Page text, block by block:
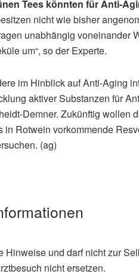
Tees könnten für Anti-
nicht wie bisher
unabhängig voneinander
um“, so der Experte.
im Hinblick auf Anti-Aging
aktiver Substanzen für
Demner. Zukünftig wollen
Rotwein vorkommende
(ag)
Hinweise und darf nicht zur
nicht ersetzen.